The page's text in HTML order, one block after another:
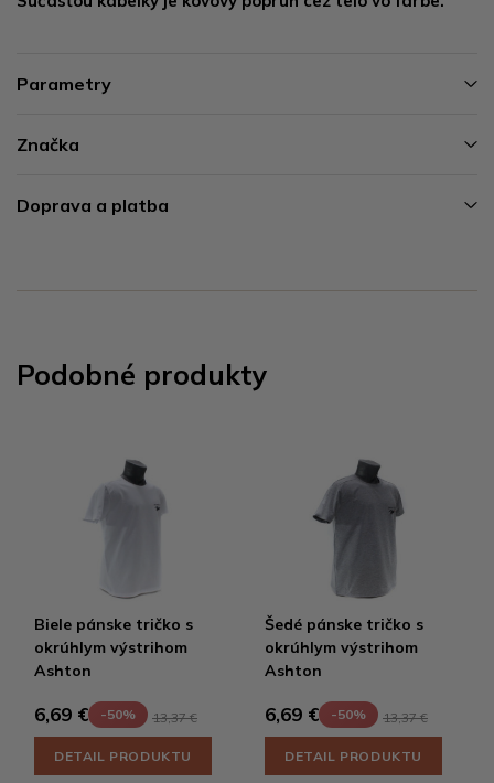
Parametry
Značka
Doprava a platba
Podobné produkty
Biele pánske tričko s
okrúhlym výstrihom
Ashton
6,69 € -50% 13,37 €
DETAIL PRODUKTU
Šedé pánske tričko s
okrúhlym výstrihom
Ashton
6,69 € -50% 13,37 €
DETAIL PRODUKTU